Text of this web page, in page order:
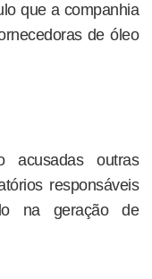
que a companhia
de óleo
acusadas outras
responsáveis
na geração de